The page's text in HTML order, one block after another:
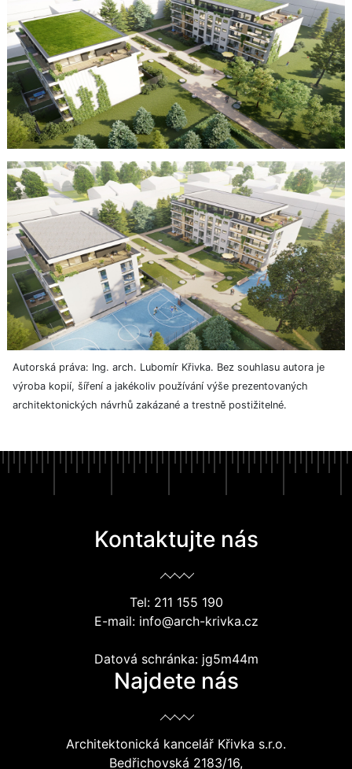
Autorská práva: Ing. arch. Lubomír Křivka. Bez souhlasu autora je
výroba kopií, šíření a jakékoliv používání výše prezentovaných
architektonických návrhů zakázané a trestně postižitelné.
Kontaktujte nás
Tel: 211 155 190
E-mail: info@arch-krivka.cz
Datová schránka: jg5m44m
Najdete nás
Architektonická kancelář Křivka s.r.o.
Bedřichovská 2183/16,